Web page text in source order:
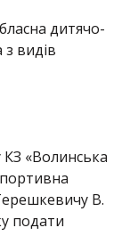
дитячо-
видів
«Волинська
В.
подати